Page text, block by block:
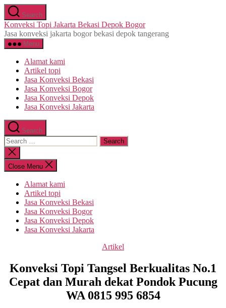
Skip
to
the
content
Search
Konveksi Topi Jakarta Bekasi Depok Bogor
Jasa konveksi jakarta bogor bekasi depok tangerang
Menu
Alamat kami
Artikel topi
Jasa Konveksi Bekasi
Jasa Konveksi Bogor
Jasa Konveksi Depok
Jasa Konveksi Jakarta
Search
Search
for:
Close
search
Close Menu
Alamat kami
Artikel topi
Jasa Konveksi Bekasi
Jasa Konveksi Bogor
Jasa Konveksi Depok
Jasa Konveksi Jakarta
Categories
Artikel
Konveksi Topi Tangsel Berkualitas No.1
Cepat dan Murah dekat Pondok Pucung
WA 0815 995 6854